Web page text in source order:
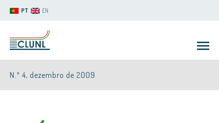
PT EN
N.º 4, dezembro de 2009